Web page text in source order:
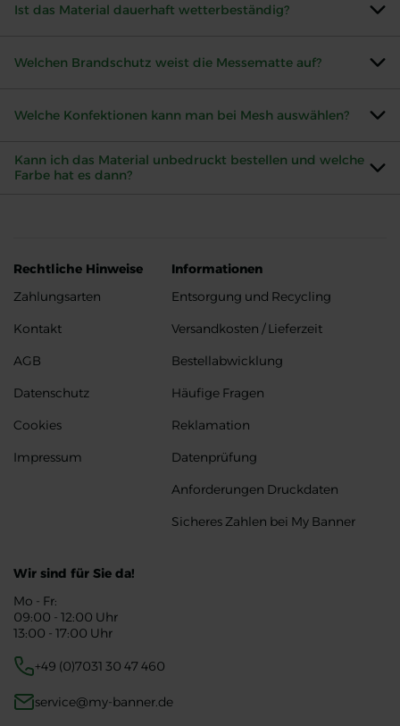
Ist das Material dauerhaft wetterbeständig?
Welchen Brandschutz weist die Messematte auf?
Welche Konfektionen kann man bei Mesh auswählen?
Kann ich das Material unbedruckt bestellen und welche
Farbe hat es dann?
Rechtliche Hinweise
Zahlungsarten
Kontakt
AGB
Datenschutz
Cookies
Impressum
Informationen
Entsorgung und Recycling
Versandkosten / Lieferzeit
Bestellabwicklung
Häufige Fragen
Reklamation
Datenprüfung
Anforderungen Druckdaten
Sicheres Zahlen bei My Banner
Wir sind für Sie da!
Mo - Fr:
09:00 - 12:00 Uhr
13:00 - 17:00 Uhr
+49 (0)7031 30 47 460
service@my-banner.de